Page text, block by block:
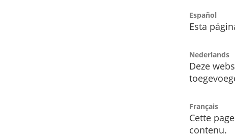
Español
Esta
Nederlands
Deze
Français
Cette
contenu.